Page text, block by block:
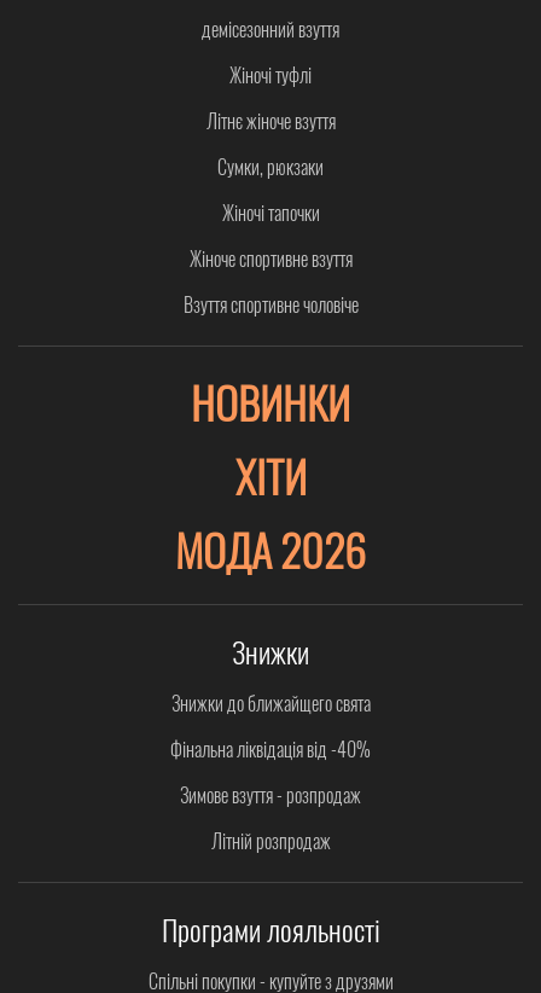
демісезонний взуття
Жіночі туфлі
Літнє жіноче взуття
Сумки, рюкзаки
Жіночі тапочки
Жіноче спортивне взуття
Взуття спортивне чоловіче
НОВИНКИ
ХІТИ
МОДА 2026
Знижки
Знижки до ближайщего свята
Фінальна ліквідація від -40%
Зимове взуття - розпродаж
Літній розпродаж
Програми лояльності
Спільні покупки - купуйте з друзями